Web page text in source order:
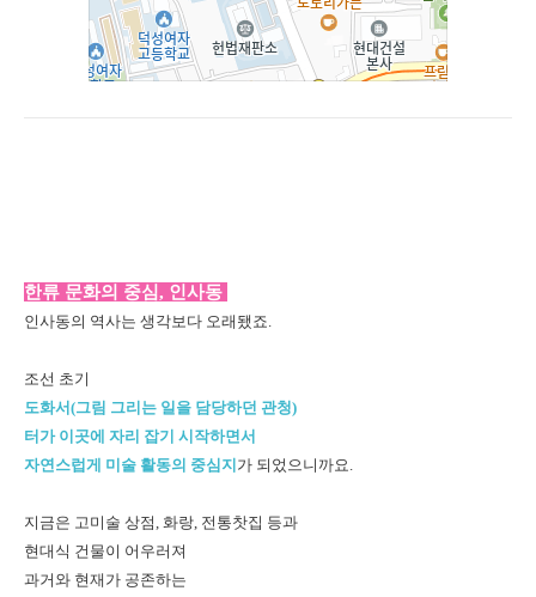
한류 문화의 중심, 인사동
인사동의 역사는 생각보다 오래됐죠.
조선 초기
도화서(그림 그리는 일을 담당하던 관청)
터가 이곳에 자리 잡기 시작하면서
자연스럽게 미술 활동의 중심지가 되었으니까요.
지금은 고미술 상점, 화랑, 전통찻집 등과
현대식 건물이 어우러져
과거와 현재가 공존하는